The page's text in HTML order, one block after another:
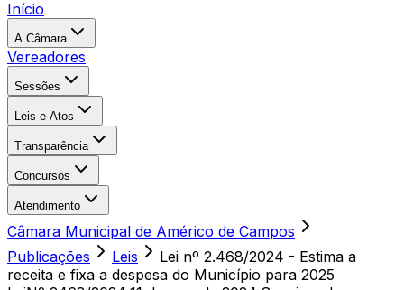
Início
A Câmara
Vereadores
Sessões
Leis e Atos
Transparência
Concursos
Atendimento
Câmara Municipal de Américo de Campos
Publicações
Leis
Lei nº 2.468/2024 - Estima a
receita e fixa a despesa do Município para 2025